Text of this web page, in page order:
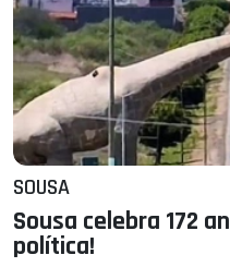
SOUSA
Sousa celebra 172
política!